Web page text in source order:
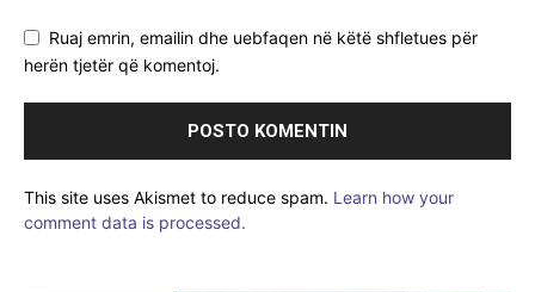
Ruaj emrin, emailin dhe uebfaqen në këtë shfletues për
herën tjetër që komentoj.
This site uses Akismet to reduce spam. Learn how your
comment data is processed.